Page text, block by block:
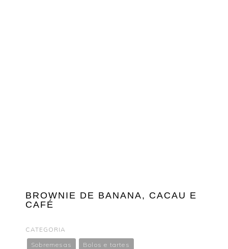
BROWNIE DE BANANA, CACAU E
CAFÉ
CATEGORIA
Sobremesas
Bolos e tartes